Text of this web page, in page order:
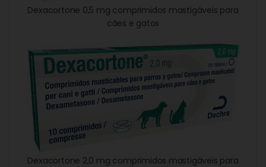
Dexacortone 0,5 mg comprimidos mastigáveis para
cães e gatos
Dexacortone 2,0 mg comprimidos mastigáveis para